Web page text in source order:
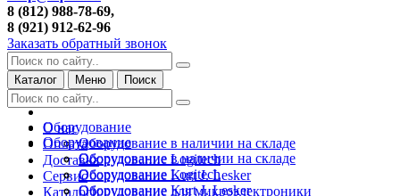
8 (812) 988-78-69,
8 (921) 912-62-96
Заказать обратный звонок
Каталог Меню Поиск
О нас
Оплата
Доставка
Сервис
Каталоги
Оборудование
Оборудование в наличии на складе
Оборудование Logitech
Оборудование Kurt J. Lesker
Оборудование для микроэлектроники
Оборудование
Оборудование в наличии на складе
Оборудование Logitech
Оборудование Kurt J. Lesker